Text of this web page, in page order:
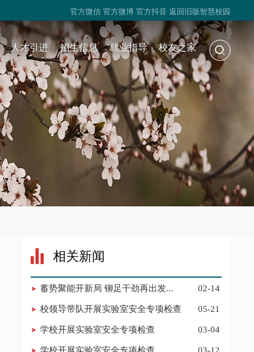
官方微信 官方微博 官方抖音 返回旧版智慧校园
人才引进 招生信息 就业指导 校友之家
相关新闻
蓄势聚能开新局 铆足干劲再出发... 02-14
校领导带队开展实验室安全专项检查 05-21
学校开展实验室安全专项检查 03-04